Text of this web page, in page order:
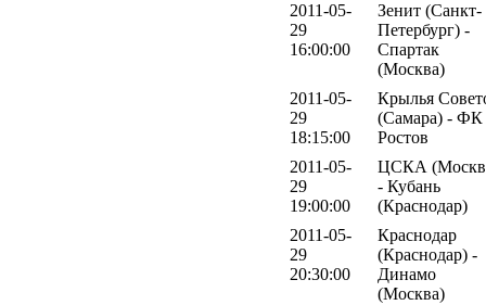
2011-05-
29
16:00:00
Зенит (Санкт-
Петербург) -
Спартак
(Москва)
2011-05-
29
18:15:00
Крылья
(Самара) - ФК
Ростов
2011-05-
29
19:00:00
ЦСКА
- Кубань
(Краснодар)
2011-05-
29
20:30:00
Краснодар
(Краснодар) -
Динамо
(Москва)